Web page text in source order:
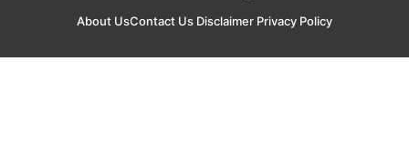
About UsContact Us Disclaimer Privacy Policy